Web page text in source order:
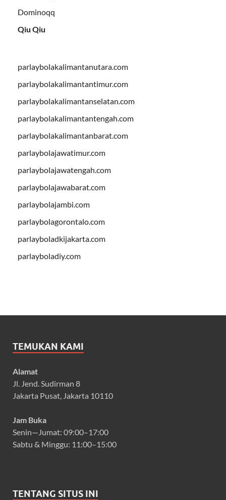
Dominoqq
Qiu Qiu
parlaybolakalimantanutara.com
parlaybolakalimantantimur.com
parlaybolakalimantanselatan.com
parlaybolakalimantantengah.com
parlaybolakalimantanbarat.com
parlaybolajawatimur.com
parlaybolajawatengah.com
parlaybolajawabarat.com
parlaybolajambi.com
parlaybolagorontalo.com
parlayboladkijakarta.com
parlayboladiy.com
TEMUKAN KAMI
Alamat
Jl. Jend. Sudirman 8
Jakarta Pusat, Jakarta 10110
Jam Buka
Senin—Jumat: 09:00–17:00
Sabtu & Minggu: 11:00–15:00
TENTANG SITUS INI